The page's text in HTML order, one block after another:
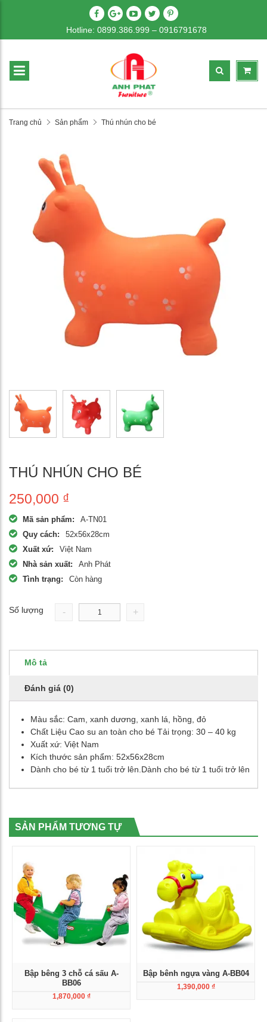
Hotline: 0899.386.999 – 0916791678
Trang chủ Sản phẩm Thú nhún cho bé
THÚ NHÚN CHO BÉ
250,000 ₫
Mã sản phẩm:
A-TN01
Quy cách:
52x56x28cm
Xuất xứ:
Việt Nam
Nhà sản xuất:
Anh Phát
Tình trạng:
Còn hàng
Số lượng - +
Mô tả
Đánh giá (0)
Màu sắc: Cam, xanh dương, xanh lá, hồng, đỏ
Chất Liệu Cao su an toàn cho bé Tải trọng: 30 – 40 kg
Xuất xứ: Việt Nam
Kích thước sản phẩm: 52x56x28cm
Dành cho bé từ 1 tuổi trở lên.Dành cho bé từ 1 tuổi trở lên
SẢN PHẨM TƯƠNG TỰ
Bập bêng 3 chỗ cá sấu A-
BB06
1,870,000 ₫
Bập bênh ngựa vàng A-BB04
1,390,000 ₫